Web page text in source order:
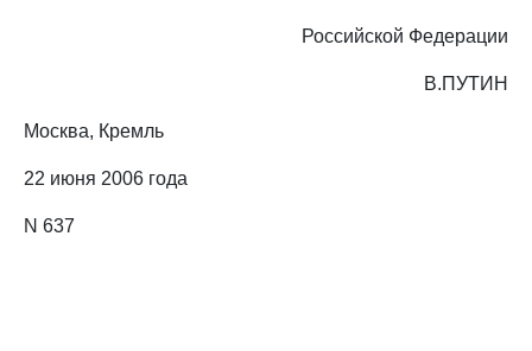
Российской Федерации
В.ПУТИН
Москва, Кремль
22 июня 2006 года
N 637